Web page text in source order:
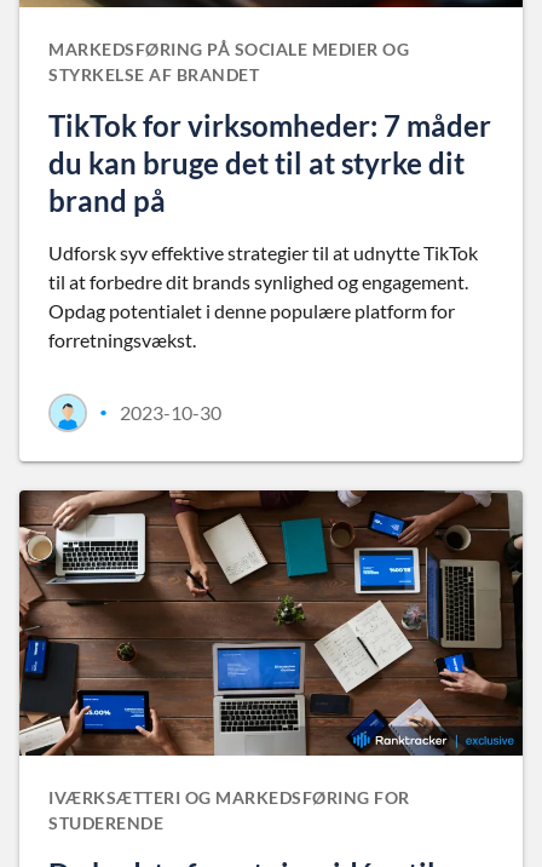
MARKEDSFØRING PÅ SOCIALE MEDIER OG
STYRKELSE AF BRANDET
TikTok for virksomheder: 7 måder
du kan bruge det til at styrke dit
brand på
Udforsk syv effektive strategier til at udnytte TikTok
til at forbedre dit brands synlighed og engagement.
Opdag potentialet i denne populære platform for
forretningsvækst.
• 2023-10-30
IVÆRKSÆTTERI OG MARKEDSFØRING FOR
STUDERENDE